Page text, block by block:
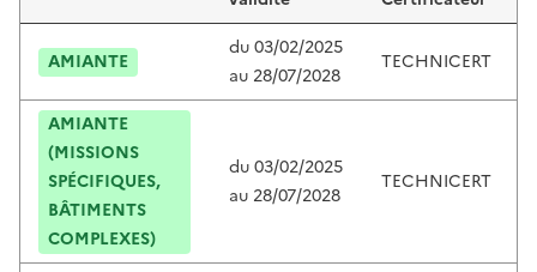
AMIANTE
du03/02/2025
au 28/07/2028
TECHNICERT
AMIANTE
(MISSIONS
SPÉCIFIQUES,
BÂTIMENTS
COMPLEXES)
du03/02/2025
au 28/07/2028
TECHNICERT